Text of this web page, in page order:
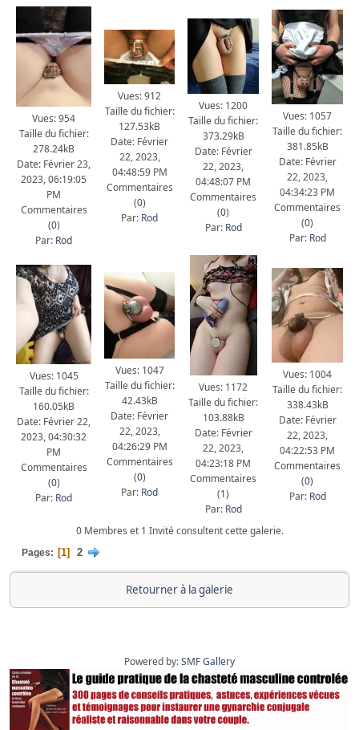
Vues: 954
Taille du fichier:
278.24kB
Date: Février 23,
2023, 06:19:05
PM
Commentaires
(0)
Par: Rod
Vues: 912
Taille du fichier:
127.53kB
Date: Février
22, 2023,
04:48:59 PM
Commentaires
(0)
Par: Rod
Vues: 1200
Taille du fichier:
373.29kB
Date: Février
22, 2023,
04:48:07 PM
Commentaires
(0)
Par: Rod
Vues: 1057
Taille du fichier:
381.85kB
Date: Février
22, 2023,
04:34:23 PM
Commentaires
(0)
Par: Rod
Vues: 1045
Taille du fichier:
160.05kB
Date: Février 22,
2023, 04:30:32
PM
Commentaires
(0)
Par: Rod
Vues: 1047
Taille du fichier:
42.43kB
Date: Février
22, 2023,
04:26:29 PM
Commentaires
(0)
Par: Rod
Vues: 1172
Taille du fichier:
103.88kB
Date: Février
22, 2023,
04:23:18 PM
Commentaires
(1)
Par: Rod
Vues: 1004
Taille du fichier:
338.43kB
Date: Février
22, 2023,
04:22:53 PM
Commentaires
(0)
Par: Rod
0 Membres et 1 Invité consultent cette galerie.
Pages 1 2
Retourner à la galerie
Powered by:SMF Gallery